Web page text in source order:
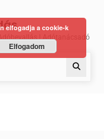
| Adótanácsadó
elfogadja a cookie-k
Elfogadom